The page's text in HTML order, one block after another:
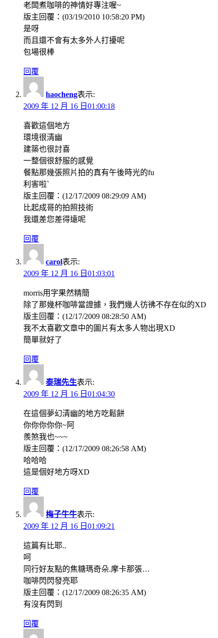
老闆煮咖啡的神情好專注喔~
版主回覆：(03/19/2010 10:58:20 PM)
是呀
而且還不會有太多外人打擾呢
包場很棒
回覆
haocheng表示:
2009 年 12 月 16 日01:00:18
喜歡這個地方
環境很清幽
建築也很討喜
一整個很舒服的感覺
餐點那幾張照片拍的真有午後時光的fu
利害啦`
版主回覆：(12/17/2009 08:29:09 AM)
比起成哥的拍照技術
我還差您差得遠呢
回覆
carol表示:
2009 年 12 月 16 日01:03:01
morris用字果然精簡
除了那幾杯咖啡當證據，我們幾人彷彿不存在似的XD
版主回覆：(12/17/2009 08:28:50 AM)
我不太喜歡文章中的圖片有太多人物出現XD
簡單就好了
回覆
泰瑞先生表示:
2009 年 12 月 16 日01:04:30
在這個夢幻清幽的地方吃鬆餅
你你你你你~阿
羨煞我也~~~
版主回覆：(12/17/2009 08:26:58 AM)
哈哈哈
這是個好地方呀XD
回覆
梅子牛牛表示:
2009 年 12 月 16 日01:09:21
這篇有比耶..
呵
同行好友點的焦糖瑪奇朵.摩卡那張…
咖啡閃閃發亮耶
版主回覆：(12/17/2009 08:26:35 AM)
有沒有閃到
回覆